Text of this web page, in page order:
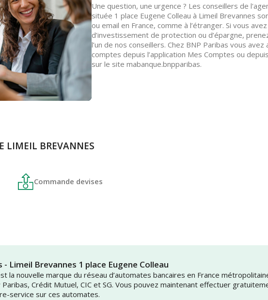
Une question, une urgence ? Les conseillers de
située 1 place Eugene Colleau à Limeil Brevannes
ou email en France, comme à l’étranger. Si vous
d’investissement de protection ou d’épargne,
l’un de nos conseillers. Chez BNP Paribas vous
comptes depuis l’application Mes Comptes ou
sur le site mabanque.bnpparibas.
LIMEIL BREVANNES
Commande devises
- Limeil Brevannes 1 place Eugene Colleau
la nouvelle marque du réseau d’automates bancaires en France
Paribas, Crédit Mutuel, CIC et SG. Vous pouvez maintenant effectuer
service sur ces automates.